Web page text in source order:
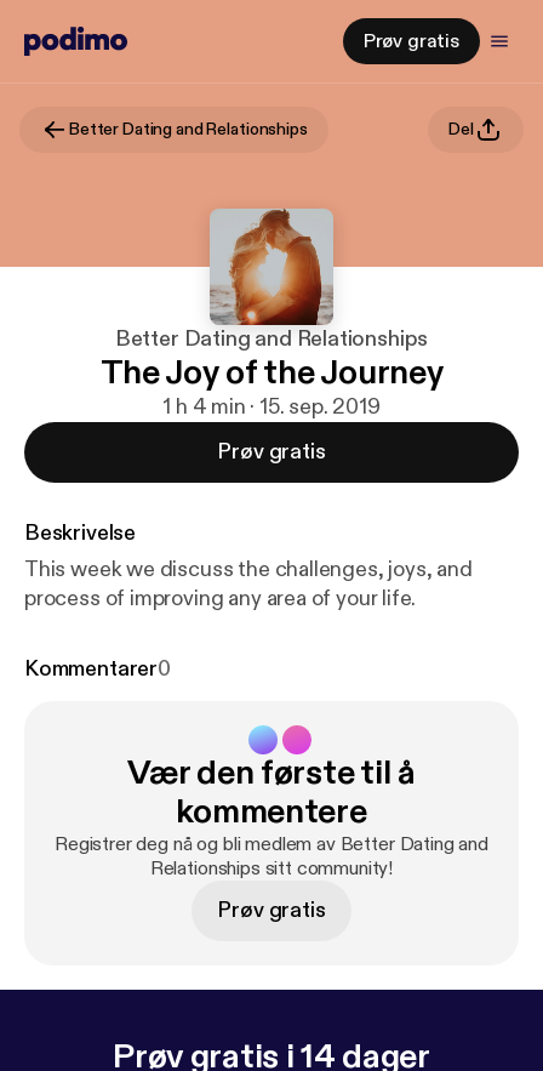
Prøv gratis
Better Dating and Relationships Del
Better Dating and Relationships
The Joy of the Journey
1 h 4 min · 15. sep. 2019
Prøv gratis
Beskrivelse
This week we discuss the challenges, joys, and
process of improving any area of your life.
Kommentarer0
Vær den første til å
kommentere
Registrer deg nå og bli medlem av Better Dating and
Relationships sitt community!
Prøv gratis
Prøv gratis i 14 dager